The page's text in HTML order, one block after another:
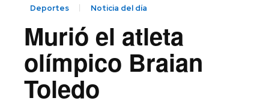
Deportes Noticia del día
Murió el atleta
olímpico Braian
Toledo